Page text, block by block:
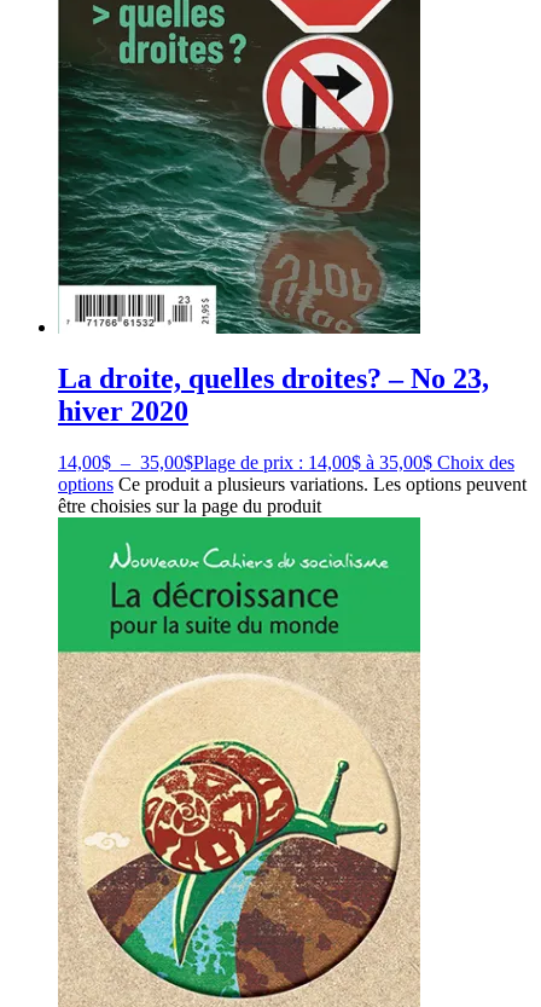
La droite, quelles droites? – No 23,
hiver 2020
14,00$ – 35,00$Plage de prix : 14,00$ à 35,00$ Choix des
options Ce produit a plusieurs variations. Les options peuvent
être choisies sur la page du produit